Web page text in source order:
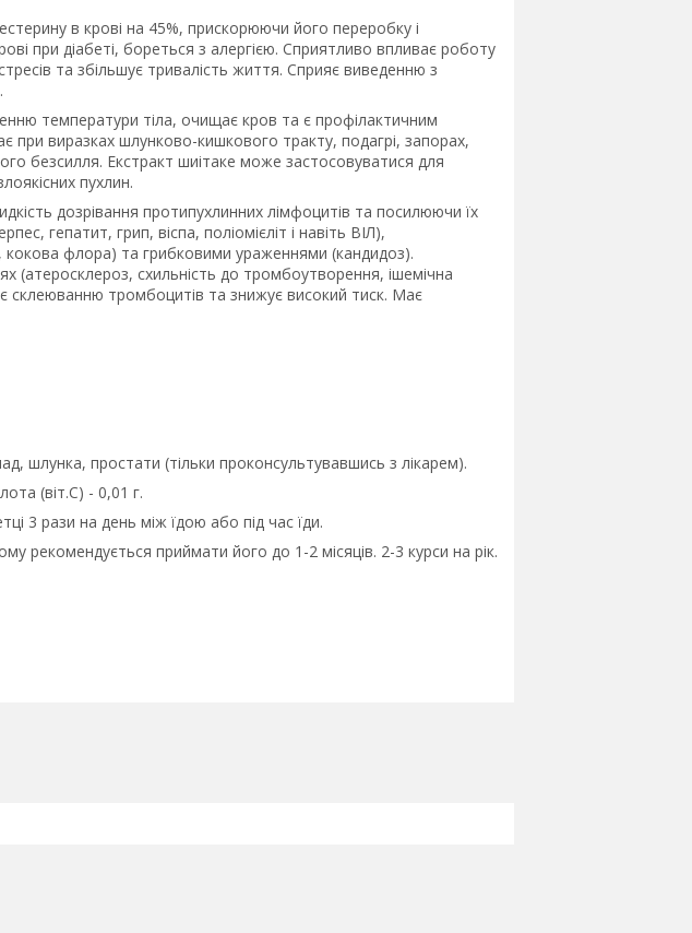
в крові на 45%, прискорюючи його переробку і
при діабеті, бореться з алергією. Сприятливо впливає роботу
та збільшує тривалість життя. Сприяє виведенню з
температури тіла, очищає кров та є профілактичним
при виразках шлунково-кишкового тракту, подагрі, запорах,
безсилля. Екстракт шиітаке може застосовуватися для
пухлин.
дозрівання протипухлинних лімфоцитів та посилюючи їх
гепатит, грип, віспа, поліомієліт і навіть ВІЛ),
флора) та грибковими ураженнями (кандидоз).
(атеросклероз, схильність до тромбоутворення, ішемічна
склеюванню тромбоцитів та знижує високий тиск. Має
шлунка, простати (тільки проконсультувавшись з лікарем).
(віт.С) - 0,01 г.
3 рази на день між їдою або під час їди.
рекомендується приймати його до 1-2 місяців. 2-3 курси на рік.